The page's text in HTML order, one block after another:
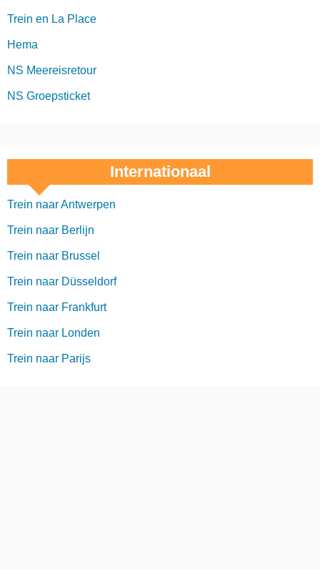
Trein en La Place
Hema
NS Meereisretour
NS Groepsticket
Internationaal
Trein naar Antwerpen
Trein naar Berlijn
Trein naar Brussel
Trein naar Düsseldorf
Trein naar Frankfurt
Trein naar Londen
Trein naar Parijs